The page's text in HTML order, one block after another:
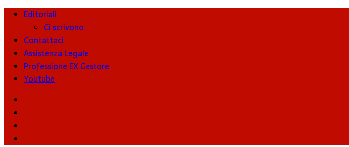
Editoriali
Ci scrivono
Contattaci
Assistenza Legale
Professione EX Gestore
Youtube